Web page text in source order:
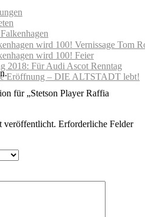
wird 100! Vernissage Tom
wird 100! Feier
2018: Für Audi Ascot Renntag
Eröffnung – DIE ALTSTADT lebt!
für „Stetson Player Raffia
veröffentlicht. Erforderliche Felder